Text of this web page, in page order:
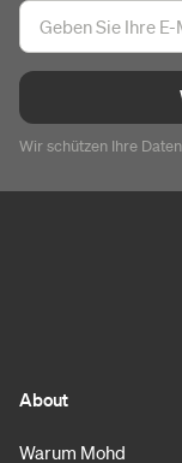
Wir schützen Ihre
About
Warum Mohd